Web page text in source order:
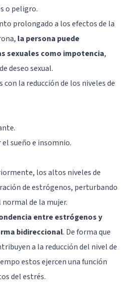
o peligro.
prolongado a los efectos de la
la persona puede
sexuales como impotencia,
deseo sexual.
la reducción de los niveles de
sueño e insomnio.
los altos niveles de
de estrógenos, perturbando
de la mujer.
entre estrógenos y
bidireccional. De forma que
a la reducción del nivel de
estos ejercen una función
del estrés.